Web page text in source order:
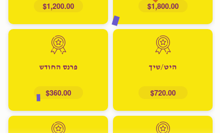
$1,800.00
$1,200.00
היט/שיך
$720.00
פרנס החודש
$360.00